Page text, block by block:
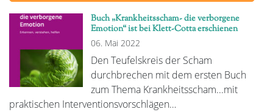
Buch „Krankheitsscham- die verborgene
Emotion“ ist bei Klett-Cotta erschienen
06. Mai 2022
Den Teufelskreis der Scham
durchbrechen mit dem ersten Buch
zum Thema Krankheitsscham...mit
praktischen Interventionsvorschlägen…